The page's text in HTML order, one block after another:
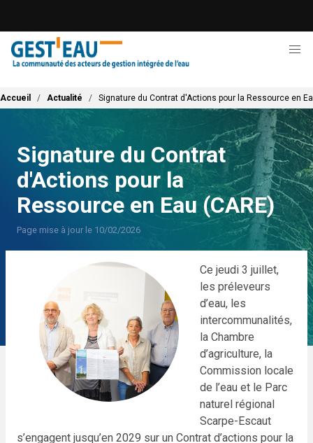
contenu
principal
Fil d'Ariane
Accueil Actualité Signature du Contrat d'Actions pour la Ressource en
Signature du Contrat
d'Actions pour la
Ressource en Eau (CARE)
Page mise à jour le 10/02/2026
Ce jeudi 3 juillet,
les préleveurs
d’eau, les
intercommunalités,
la Chambre
d’agriculture, la
Commission locale
de l’eau et le Parc
naturel régional
Scarpe-Escaut
s’engagent jusqu’en 2029 sur un Contrat d’actions pour la